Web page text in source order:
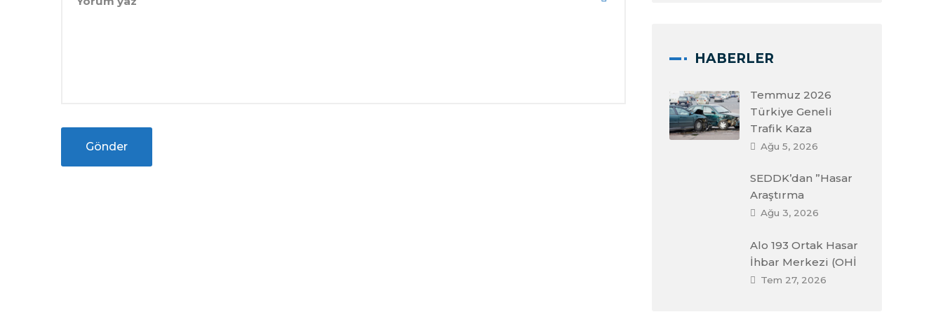
HABERLER
Temmuz 2026
Türkiye Geneli
Trafik Kaza
Ağu 5, 2026
SEDDK’dan ”Hasar
Araştırma
Ağu 3, 2026
Alo 193 Ortak Hasar
İhbar Merkezi (OHİ
Tem 27, 2026